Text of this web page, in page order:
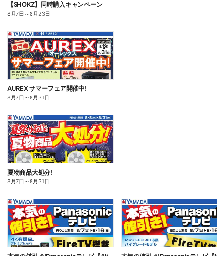
【SHOKZ】同時購入キャンペーン
8月7日 ～8月23日
AUREX サマーフェア開催中!
8月7日 ～8月31日
夏物商品大処分!
8月7日 ～8月31日